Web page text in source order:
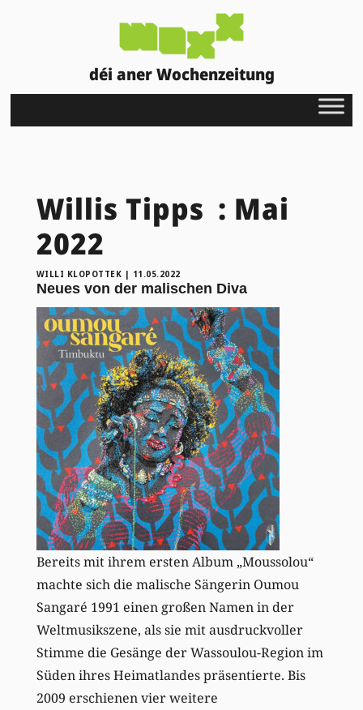
déi aner Wochenzeitung
Willis Tipps : Mai
2022
WILLI KLOPOTTEK | 11.05.2022
Neues von der malischen Diva
Bereits mit ihrem ersten Album „Moussolou“
machte sich die malische Sängerin Oumou
Sangaré 1991 einen großen Namen in der
Weltmusikszene, als sie mit ausdruckvoller
Stimme die Gesänge der Wassoulou-Region im
Süden ihres Heimatlandes präsentierte. Bis
2009 erschienen vier weitere